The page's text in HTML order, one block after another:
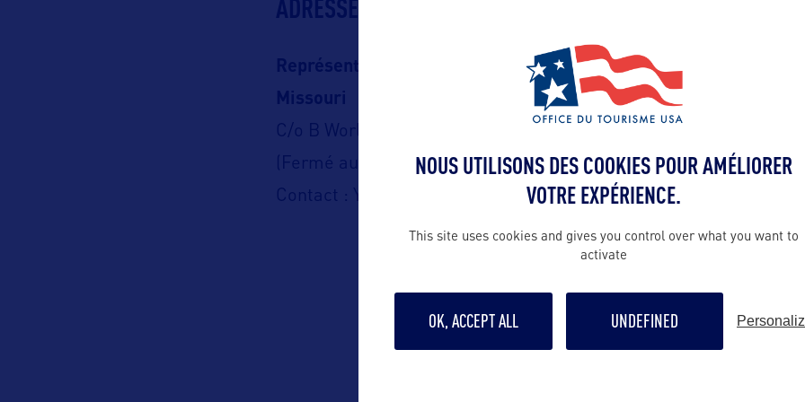
ADRESSES
Représentation en France :
Missouri
C/o B World Communication
(Fermé au public)
Contact : Yohann Robert
06 65 05 88 50
Contact grand
NOUS UTILISONS DES COOKIES POUR AMÉLIORER
VOTRE EXPÉRIENCE.
This site uses cookies and gives you control over what you want to
activate
OK, ACCEPT ALL UNDEFINED